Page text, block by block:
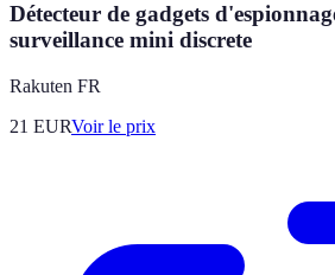
Détecteur de gadgets
surveillance mini discrete
Rakuten FR
21 EURVoir le prix